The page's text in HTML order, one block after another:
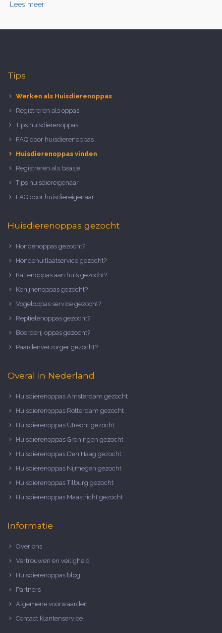
Lees meer
Tips
Werken als Huisdierenoppas
Registreren als oppas
Tips huisdierenoppas
FAQ door huisdierenoppas
Huisdierenoppas vinden
Registreren als baasje
Tips huisdiereigenaar
FAQ door huisdiereigenaar
Huisdierenoppas gezocht
Hondenoppas gezocht?
Hondenuitlaatservice gezocht?
Kattenoppas aan huis gezocht?
Konijnenoppas gezocht?
Vogeloppas service gezocht?
Reptielenoppas gezocht?
Boerderij oppas gezocht?
Paardenverzorger gezocht?
Overal in Nederland
Huisdierenoppas Amsterdam gezocht
Huisdierenoppas Rotterdam gezocht
Huisdierenoppas Utrecht gezocht
Huisdierenoppas Groningen gezocht
Huisdierenoppas Den Haag gezocht
Huisdierenoppas Nijmegen gezocht
Huisdierenoppas Tilburg gezocht
Huisdierenoppas Maastricht gezocht
Informatie
Over ons
Vertrouwen en veiligheid
Huisdierenoppas blog
Partners
Algemene voorwaarden
Contact klantenservice